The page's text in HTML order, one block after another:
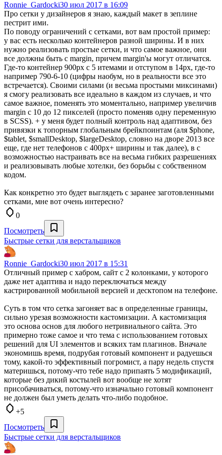
Ronnie_Gardocki30 июл 2017 в 16:09
Про сетки у дизайнеров я знаю, каждый макет в зеплине
пестрит ими.
По поводу ограничений с сетками, вот вам простой пример:
у вас есть несколько контейнеров разной ширины. И в них
нужно реализовать простые сетки, и что самое важное, они
все должны быть с margin, причем margin'ы могут отличатся.
Где-то контейнер 900px с 5 итемами и отступом в 14px, где-то
например 790-6-10 (цифры наобум, но в реальности все это
встречается). Своими силами (и весьма простыми миксинами)
я смогу реализовать все идеально в каждом из случаев, и что
самое важное, поменять это моментально, например увеличив
margin с 10 до 12 пикселей (просто поменяв одну переменную
в SCSS). + у меня будет полный контроль над адаптивом, без
привязки к топорным глобальным брейкпоинтам (аля $phone,
$tablet, $smallDesktop, $largeDesktop, словно на дворе 2013 все
еще, где нет телефонов с 400px+ ширины и так далее), в с
возможностью настраивать все на весьма гибких разрешениях
и реализовывать любые хотелки, без борьбы с собственном
кодом.
Как конкретно это будет выглядеть с заранее заготовленными
сетками, мне вот очень интересно?
0
Посмотреть
Быстрые сетки для верстальщиков
Ronnie_Gardocki30 июл 2017 в 15:31
Отличный пример с хабром, сайт с 2 колонками, у которого
даже нет адаптива и надо переключаться между
кастрированной мобильной версией и десктопом на телефоне.
Суть в том что сетка загоняет вас в определенные границы,
сильно урезая возможности кастомизации. А кастомизация
это основа основ для любого нетривиального сайта. Это
примерно тоже самое и что тема с использованием готовых
решений для UI элементов и всяких там плагинов. Вначале
экономишь время, подрубая готовый компонент и радуешься
тому, какой-то эффективный погромист, а пару недель спустя
материшься, потому-что тебе надо припаять 5 модификаций,
которые без дикий костылей вот вообще не хотят
присобачиваться, потому-что изначально готовый компонент
не должен был уметь делать что-либо подобное.
+5
Посмотреть
Быстрые сетки для верстальщиков